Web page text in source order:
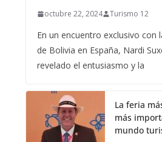
octubre 22, 2024 Turismo 12
En un encuentro exclusivo con
de Bolivia en España, Nardi
revelado el entusiasmo y la
La feria
más
mundo